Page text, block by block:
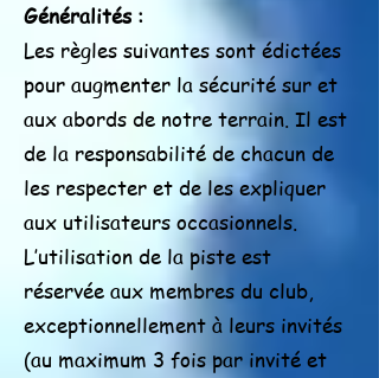
Généralités :
Les règles suivantes sont édictées
pour augmenter la sécurité sur et
aux abords de notre terrain. Il est
de la responsabilité de chacun de
les respecter et de les expliquer
aux utilisateurs occasionnels.
L’utilisation de la piste est
réservée aux membres du club,
exceptionnellement à leurs invités
(au maximum 3 fois par invité et